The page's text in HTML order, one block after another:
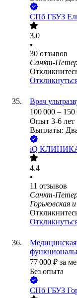
СПб ГБУЗ
3.0
•
30 отзывов
Санкт-
Врач
100 000 – 150
Опыт 3-6 лет
Выплаты:
iQ
4.4
•
11 отзывов
Санкт-
Горьковская
Медицинская
77 000 ₽ за
Без опыта
СПб ГБУЗ